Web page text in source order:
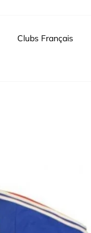
Clubs Français